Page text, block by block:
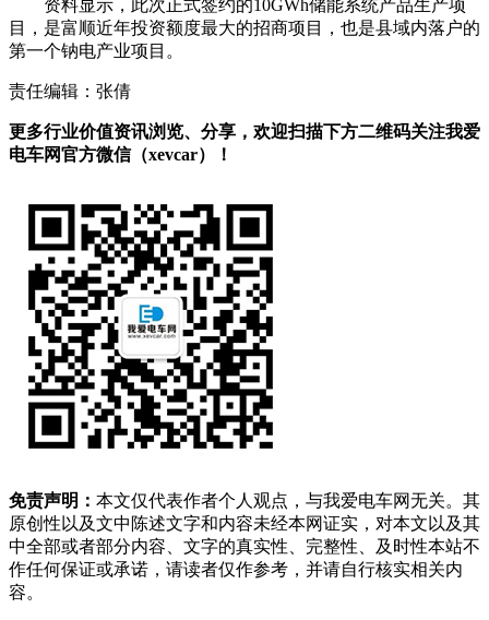
资料显示，此次正式签约的10GWh储能系统产品生产项
目，是富顺近年投资额度最大的招商项目，也是县域内落户的
第一个钠电产业项目。
责任编辑：张倩
更多行业价值资讯浏览、分享，欢迎扫描下方二维码关注我爱
电车网官方微信（xevcar）！
免责声明： 本文仅代表作者个人观点，与我爱电车网无关。其
原创性以及文中陈述文字和内容未经本网证实，对本文以及其
中全部或者部分内容、文字的真实性、完整性、及时性本站不
作任何保证或承诺，请读者仅作参考，并请自行核实相关内
容。